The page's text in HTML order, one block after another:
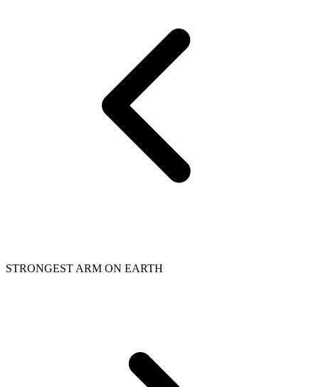
STRONGEST ARM ON EARTH